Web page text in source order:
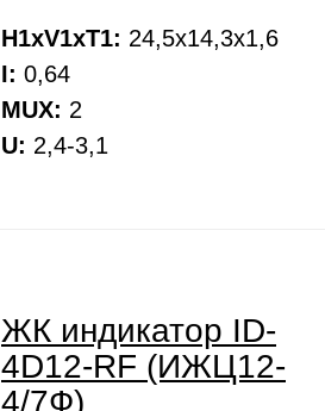
H1xV1xT1: 24,5х14,3х1,6
I: 0,64
MUX: 2
U: 2,4-3,1
ЖК индикатор ID-
4D12-RF (ИЖЦ12-
4/7Ф)